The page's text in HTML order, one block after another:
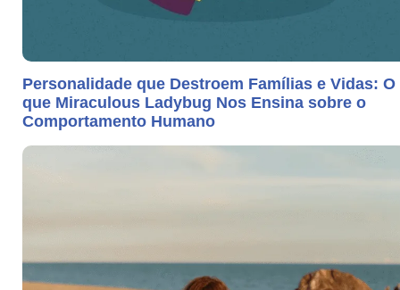
Personalidade que Destroem Famílias e Vidas: O
que Miraculous Ladybug Nos Ensina sobre o
Comportamento Humano